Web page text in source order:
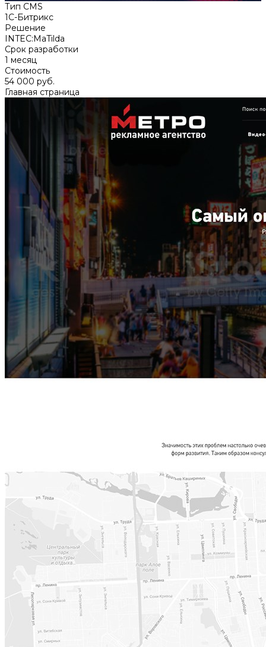
Тип CMS
1C-Битрикс
Решение
INTEC:MaTilda
Срок разработки
1 месяц
Стоимость
54 000 руб.
Главная страница